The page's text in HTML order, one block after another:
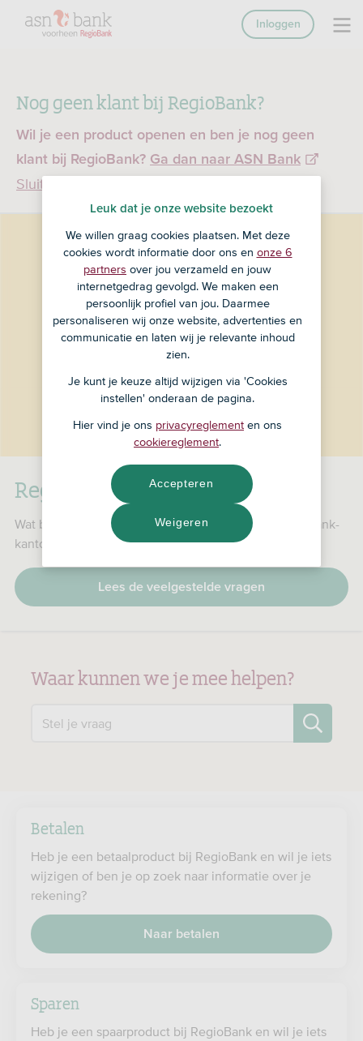
Nog geen klant bij RegioBank?
Wil je een product openen en ben je nog geen
klant bij RegioBank? Ga dan naar ASN Bank
Sluiten
Inloggen
RegioBank is nu ASN Bank
Wat betekent dat voor jou, je producten en je RegioBank-
kantoor?
Lees de veelgestelde vragen
Waar kunnen we je mee helpen?
Stel je vraag
Betalen
Heb je een betaalproduct bij RegioBank en wil je iets
wijzigen of ben je op zoek naar informatie over je
rekening?
Naar betalen
Sparen
Heb je een spaarproduct bij RegioBank en wil je iets
Leuk dat je onze website bezoekt
We willen graag cookies plaatsen. Met deze
cookies wordt informatie door ons en onze 6
partners over jou verzameld en jouw
internetgedrag gevolgd. We maken een
persoonlijk profiel van jou. Daarmee
personaliseren wij onze website, advertenties en
communicatie en laten wij je relevante inhoud
zien.
Je kunt je keuze altijd wijzigen via 'Cookies
instellen' onderaan de pagina.
Hier vind je ons privacyreglement en ons
cookiereglement.
Weigeren
Accepteren